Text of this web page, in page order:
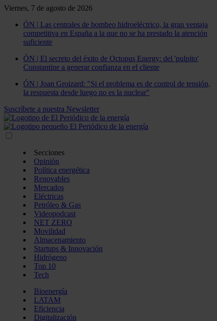
Viernes, 7 de agosto de 2026
ÓN | Las centrales de bombeo hidroeléctrico, la gran ventaja
competitiva en España a la que no se ha prestado la atención
suficiente
ÓN | El secreto del éxito de Octopus Energy: del 'pulpito'
Constantine a generar confianza en el cliente
ÓN | Joan Groizard: "Si el problema es de control de tensión,
la respuesta desde luego no es la nuclear"
Suscríbete a nuestra Newsletter
Secciones
Opinión
Política energética
Renovables
Mercados
Eléctricas
Petróleo & Gas
Videopodcast
NET ZERO
Movilidad
Almacenamiento
Startups & Innovación
Hidrógeno
Top 10
Tech
Bioenergía
LATAM
Eficiencia
Digitalización